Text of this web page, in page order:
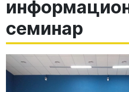
семинар